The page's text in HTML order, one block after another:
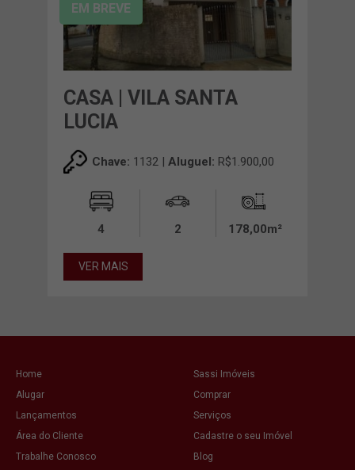
EM BREVE
CASA | VILA SANTA
LUCIA
Chave: 1132 | Aluguel: R$1.900,00
4 2 178,00m²
VER MAIS
Home
Sassi Imóveis
Alugar
Comprar
Lançamentos
Serviços
Área do Cliente
Cadastre o seu Imóvel
Trabalhe Conosco
Blog